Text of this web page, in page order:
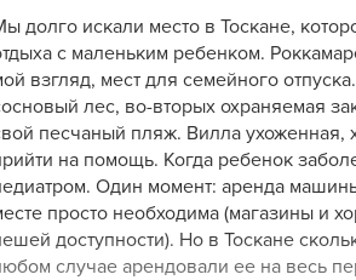
долго искали место в Тоскане,
с маленьким ребенком.
взгляд, мест для семейного
лес, во-вторых охраняемая
песчаный пляж. Вилла ухоженная,
на помощь. Когда ребенок
Один момент: аренда
просто необходима (магазины и
доступности). Но в Тоскане
случае арендовали ее на весь
Вилла